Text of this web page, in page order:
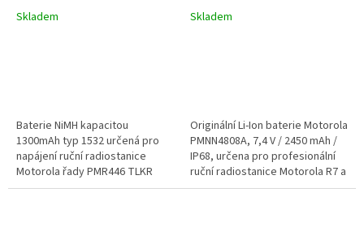
Skladem
Baterie NiMH kapacitou
1300mAh typ 1532 určená pro
napájení ruční radiostanice
Motorola řady PMR446 TLKR
(Talkabout) T62, T82, T92.
Skladem
Originální Li-Ion baterie Motorola
PMNN4808A, 7,4 V / 2450 mAh /
IP68, určena pro profesionální
ruční radiostanice Motorola R7 a
R7a. Nabízí...